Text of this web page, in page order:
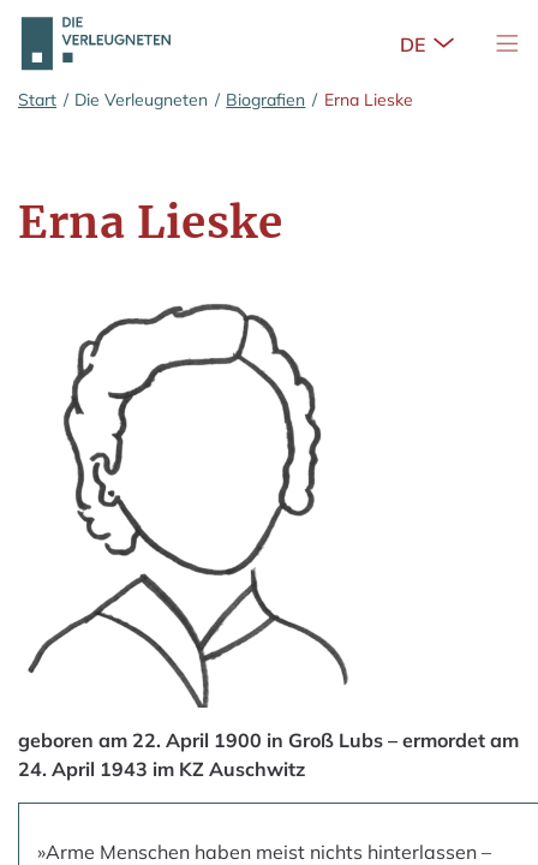
Zum Hauptinhalt springen
Start / Die Verleugneten / Biografien / Erna Lieske
Erna Lieske
geboren am 22. April 1900 in Groß Lubs – ermordet am
24. April 1943 im KZ Auschwitz
»Arme Menschen haben meist nichts hinterlassen –